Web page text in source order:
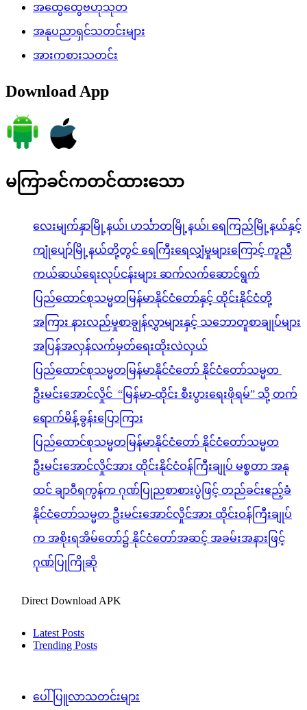
အထွေထွေဗဟုသုတ
အနုပညာရှင်သတင်းများ
အားကစားသတင်း
Download App
မကြာခင်ကတင်ထားသော
လေးမျက်နှာမြို့နယ်၊ ဟင်္သာတမြို့နယ်၊ ရေကြည်မြို့နယ်နှင့်
ကျုံပျော်မြို့နယ်တို့တွင် ရေကြီးရေလျှံမှုများကြောင့် ကူညီ
ကယ်ဆယ်ရေးလုပ်ငန်းများ ဆက်လက်ဆောင်ရွက်
ပြည်ထောင်စုသမ္မတမြန်မာနိုင်ငံတော်နှင့် ထိုင်းနိုင်ငံတို့
အကြား နားလည်မှုစာချွန်လွှာများနှင့် သဘောတူစာချုပ်များ
အပြန်အလှန်လက်မှတ်ရေးထိုးလဲလှယ်
ပြည်ထောင်စုသမ္မတမြန်မာနိုင်ငံတော် နိုင်ငံတော်သမ္မတ
ဦးမင်းအောင်လှိုင် “မြန်မာ-ထိုင်း စီးပွားရေးဖိုရမ်” သို့ တက်
ရောက်မိန့်ခွန်းပြောကြား
ပြည်ထောင်စုသမ္မတမြန်မာနိုင်ငံတော် နိုင်ငံတော်သမ္မတ
ဦးမင်းအောင်လှိုင်အား ထိုင်းနိုင်ငံဝန်ကြီးချုပ် မစ္စတာ အနု
ထင် ချာဝီရကွန်က ဂုဏ်ပြုညစာစားပွဲဖြင့် တည်ခင်းဧည့်ခံ
နိုင်ငံတော်သမ္မတ ဦးမင်းအောင်လှိုင်အား ထိုင်းဝန်ကြီးချုပ်
က အစိုးရအိမ်တော်၌ နိုင်ငံတော်အဆင့် အခမ်းအနားဖြင့်
ဂုဏ်ပြုကြိုဆို
Direct Download APK
Latest Posts
Trending Posts
ပေါ်ပြူလာသတင်းများ